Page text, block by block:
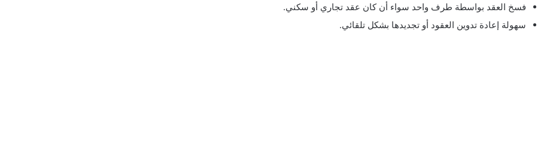
فسخ العقد بواسطة طرف واحد سواء أن كان عقد تجاري أو سكني.
سهولة إعادة تدوين العقود أو تجديدها بشكل تلقائي.